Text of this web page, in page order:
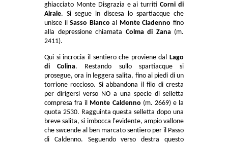
ghiacciato Monte Disgrazia e ai turritiCorni di
Airale. Si segue in discesa lo spartiacque che
unisce ilSasso Bianco al Monte Cladenno fino
alla depressione chiamata Colma di Zana(m.
2411).
Qui si incrocia il sentiero che proviene dal
Lago
di Colina. Restando sullo spartiacque si
prosegue, ora in leggera salita, fino ai piedi di un
torrione roccioso. Si abbandona il filo di cresta
per dirigersi verso NO a una specie di selletta
compresa fra il Monte Caldenno (m. 2669) e la
quota 2530. Ragguinta questa selletta dopo una
breve salita, si imbocca l'evidente, ampio vallone
che swcende al ben marcato sentiero per il Passo
di Caldenno. Seguendo verso destra questo